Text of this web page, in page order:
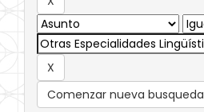
Comenzar nueva busqueda